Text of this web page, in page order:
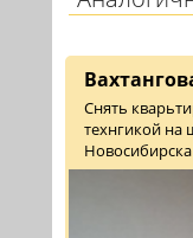
Снять
технгикой на